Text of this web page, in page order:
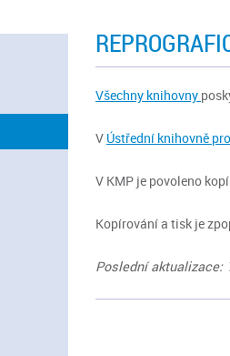
Všechny knihovny
V Ústřední knihovně
V KMP je povoleno
Kopírování a tisk je
Poslední aktualizace: